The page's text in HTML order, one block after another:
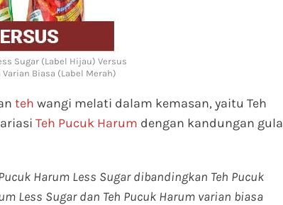
Sugar (Label Hijau) Versus
Biasa (Label Merah)
teh wangi melati dalam kemasan, yaitu Teh
Teh Pucuk Harum dengan kandungan gula
Harum Less Sugar dibandingkan Teh Pucuk
Less Sugar dan Teh Pucuk Harum varian biasa